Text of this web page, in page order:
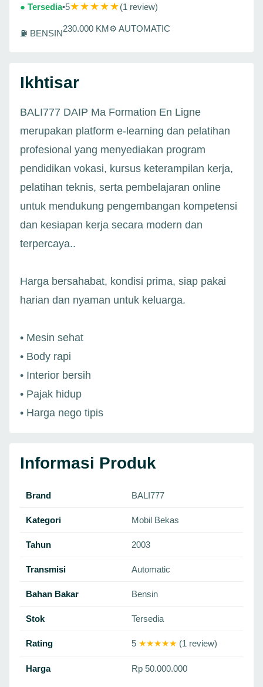
● Tersedia•5★★★★★(1 review)
⛽ BENSIN230.000 KM⚙ AUTOMATIC
Ikhtisar
BALI777 DAIP Ma Formation En Ligne
merupakan platform e-learning dan pelatihan
profesional yang menyediakan program
pendidikan vokasi, kursus keterampilan kerja,
pelatihan teknis, serta pembelajaran online
untuk mendukung pengembangan kompetensi
dan kesiapan kerja secara modern dan
terpercaya..
Harga bersahabat, kondisi prima, siap pakai
harian dan nyaman untuk keluarga.
• Mesin sehat
• Body rapi
• Interior bersih
• Pajak hidup
• Harga nego tipis
Informasi Produk
Brand BALI777
Kategori Mobil Bekas
Tahun 2003
Transmisi Automatic
Bahan Bakar Bensin
Stok Tersedia
Rating 5 ★★★★★ (1 review)
Harga Rp 50.000.000